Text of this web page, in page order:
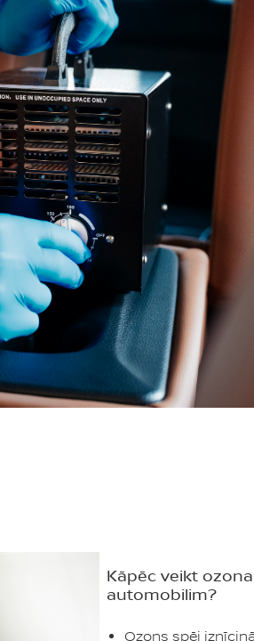
Kāpēc veikt
automobilim?
Ozons spēj